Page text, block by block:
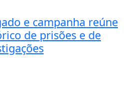
e campanha reúne
de prisões e de